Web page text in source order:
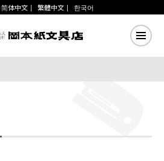
简体中文 繁體中文 한국어